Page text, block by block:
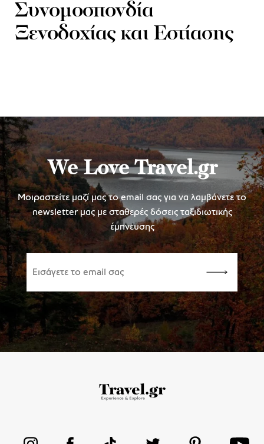
Συνομοσπονδία
Ξενοδοχίας και Εστίασης
We Love Travel.gr
Μοιραστείτε μαζί μας το email σας για να λαμβάνετε το
newsletter μας με σταθερές δόσεις ταξιδιωτικής
έμπνευσης